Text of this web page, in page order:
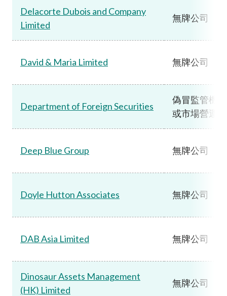
Delacorte Dubois and Company
Limited
無牌公司
David & Maria Limited 無牌公司
Department of Foreign Securities
偽冒監管機
或市場營運
Deep Blue Group 無牌公司
Doyle Hutton Associates 無牌公司
DAB Asia Limited 無牌公司
Dinosaur Assets Management
(HK) Limited
無牌公司